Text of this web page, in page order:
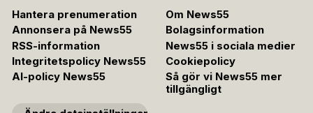
Hantera prenumeration
Om News55
Annonsera på News55
Bolagsinformation
RSS-information
News55 i sociala medier
Integritetspolicy News55
Cookiepolicy
AI-policy News55
Så gör vi News55 mer
tillgängligt